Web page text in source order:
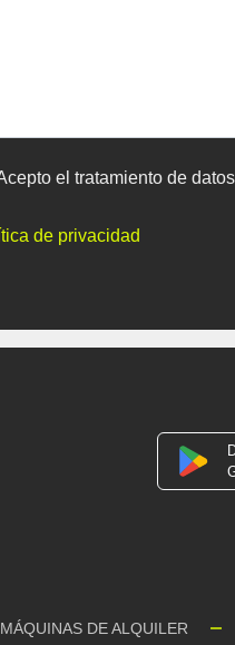
el tratamiento de
de privacidad
MÁQUINAS DE ALQUILER